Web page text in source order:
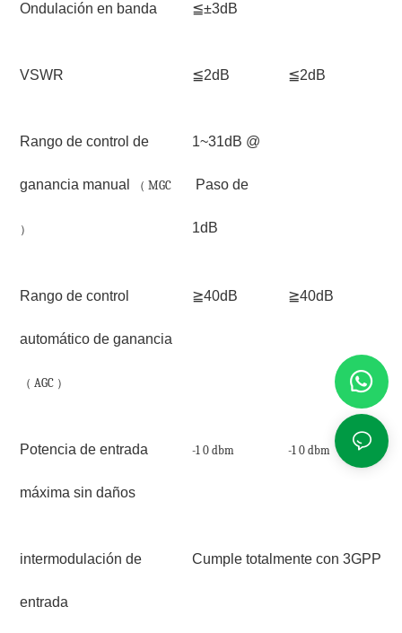
Ondulación en banda ≦±3dB
VSWR ≦2dB ≦2dB
Rango de control de
ganancia manual （ MGC
）
1~31dB @
Paso de
1dB
Rango de control
automático de ganancia
（ AGC ）
≧40dB ≧40dB
Potencia de entrada
máxima sin daños
-1 0 dbm -1 0 dbm
intermodulación de
entrada
Cumple totalmente con 3GPP